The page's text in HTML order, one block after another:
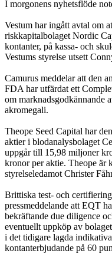
I morgonens nyhetsflöde
Vestum har ingått avtal om
riskkapitalbolaget Nordic
kontanter, på kassa- och
Vestums styrelse utsett
Camurus meddelar att den
FDA har utfärdat ett
om
akromegali.
Theope Seed Capital har
aktier i blodanalysbolaget
uppgår till 15,98 miljoner
kronor per aktie. Theope är
styrelseledamot Christer
Brittiska test- och
pressmeddelande att EQT
bekräftande due diligence
eventuellt uppköp av
i det tidigare lagda
kontanterbjudande på 60